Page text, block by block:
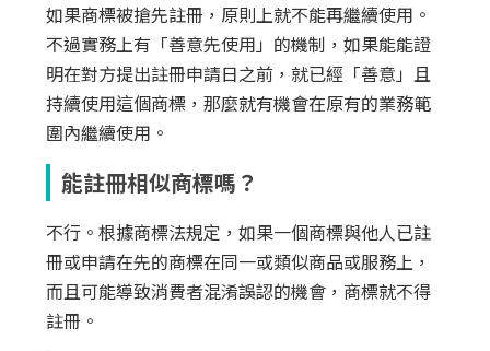
如果商標被搶先註冊，原則上就不能再繼續使用。
不過實務上有「善意先使用」的機制，如果能能證
明在對方提出註冊申請日之前，就已經「善意」且
持續使用這個商標，那麼就有機會在原有的業務範
圍內繼續使用。
能註冊相似商標嗎？
不行。根據商標法規定，如果一個商標與他人已註
冊或申請在先的商標在同一或類似商品或服務上，
而且可能導致消費者混淆誤認的機會，商標就不得
註冊。